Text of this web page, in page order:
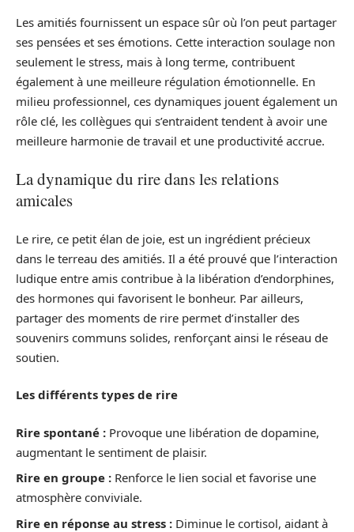
Les amitiés fournissent un espace sûr où l’on peut partager
ses pensées et ses émotions. Cette interaction soulage non
seulement le stress, mais à long terme, contribuent
également à une meilleure régulation émotionnelle. En
milieu professionnel, ces dynamiques jouent également un
rôle clé, les collègues qui s’entraident tendent à avoir une
meilleure harmonie de travail et une productivité accrue.
La dynamique du rire dans les relations
amicales
Le rire, ce petit élan de joie, est un ingrédient précieux
dans le terreau des amitiés. Il a été prouvé que l’interaction
ludique entre amis contribue à la libération d’endorphines,
des hormones qui favorisent le bonheur. Par ailleurs,
partager des moments de rire permet d’installer des
souvenirs communs solides, renforçant ainsi le réseau de
soutien.
Les différents types de rire
Rire spontané : Provoque une libération de dopamine,
augmentant le sentiment de plaisir.
Rire en groupe : Renforce le lien social et favorise une
atmosphère conviviale.
Rire en réponse au stress : Diminue le cortisol, aidant à